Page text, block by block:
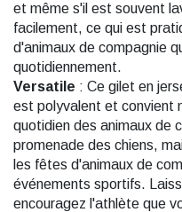
et même s'il est souvent
facilement, ce qui est
d'animaux de compagnie
quotidiennement.
Versatile : Ce gilet en
est polyvalent et convient
quotidien des animaux de
promenade des chiens,
les fêtes d'animaux de
événements sportifs.
encouragez l'athlète que